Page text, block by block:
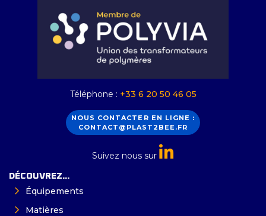
Téléphone : +33 6 20 50 46 05
NOUS CONTACTER EN LIGNE :
CONTACT@PLAST2BEE.FR
Suivez nous sur
DÉCOUVREZ...
Équipements
Matières